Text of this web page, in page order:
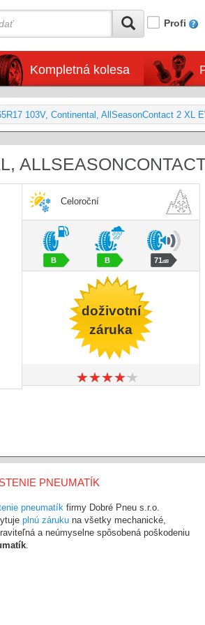
Profi
Kompletná kolesa
103V, Continental, AllSeasonContact 2 XL
Celoroční
B B 71dB
doživotní
záruka
★★★★★
★★★★★
PNEUMATÍK
pneumatík firmy Dobré Pneu s.r.o.
plnú záruku na všetky mechanické,
a neúmyselne spôsobená poškodeniu
.